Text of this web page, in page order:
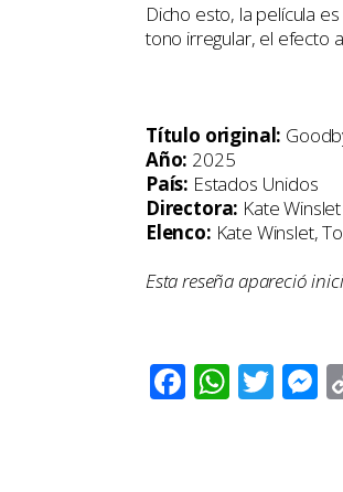
Dicho esto, la película
tono irregular, el efecto
Título original:
Año: 2025
País: Estados Unidos
Directora: Kate Winslet
Elenco: Kate Winslet,
Esta reseña apareció
Facebook